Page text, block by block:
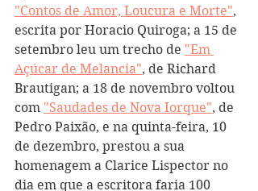
"Contos de Amor, Loucura e Morte",
escrita por Horacio Quiroga; a 15 de
setembro leu um trecho de "Em
Açúcar de Melancia", de Richard
Brautigan; a 18 de novembro voltou
com "Saudades de Nova Iorque", de
Pedro Paixão, e na quinta-feira, 10
de dezembro, prestou a sua
homenagem a Clarice Lispector no
dia em que a escritora faria 100